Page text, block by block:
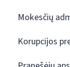
Mokesčių
Korupcijos